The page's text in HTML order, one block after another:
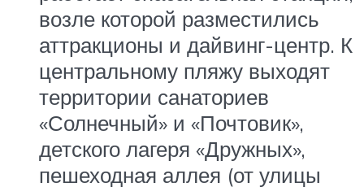
возле которой разместились
аттракционы и дайвинг-центр. К
центральному пляжу выходят
территории санаториев
«Солнечный» и «Почтовик»,
детского лагеря «Дружных»,
пешеходная аллея (от улицы